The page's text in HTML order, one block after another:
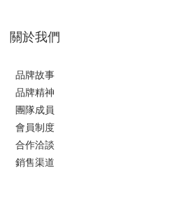
關於我們
品牌故事
品牌精神
團隊成員
會員制度
合作洽談
銷售渠道